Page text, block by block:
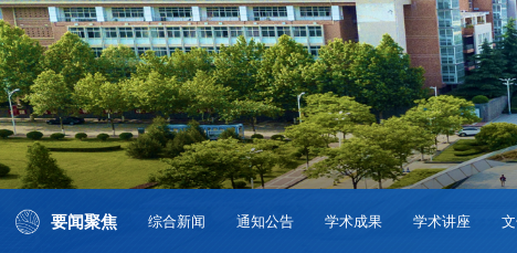
要闻聚焦 综合新闻 通知公告 学术成果 学术讲座